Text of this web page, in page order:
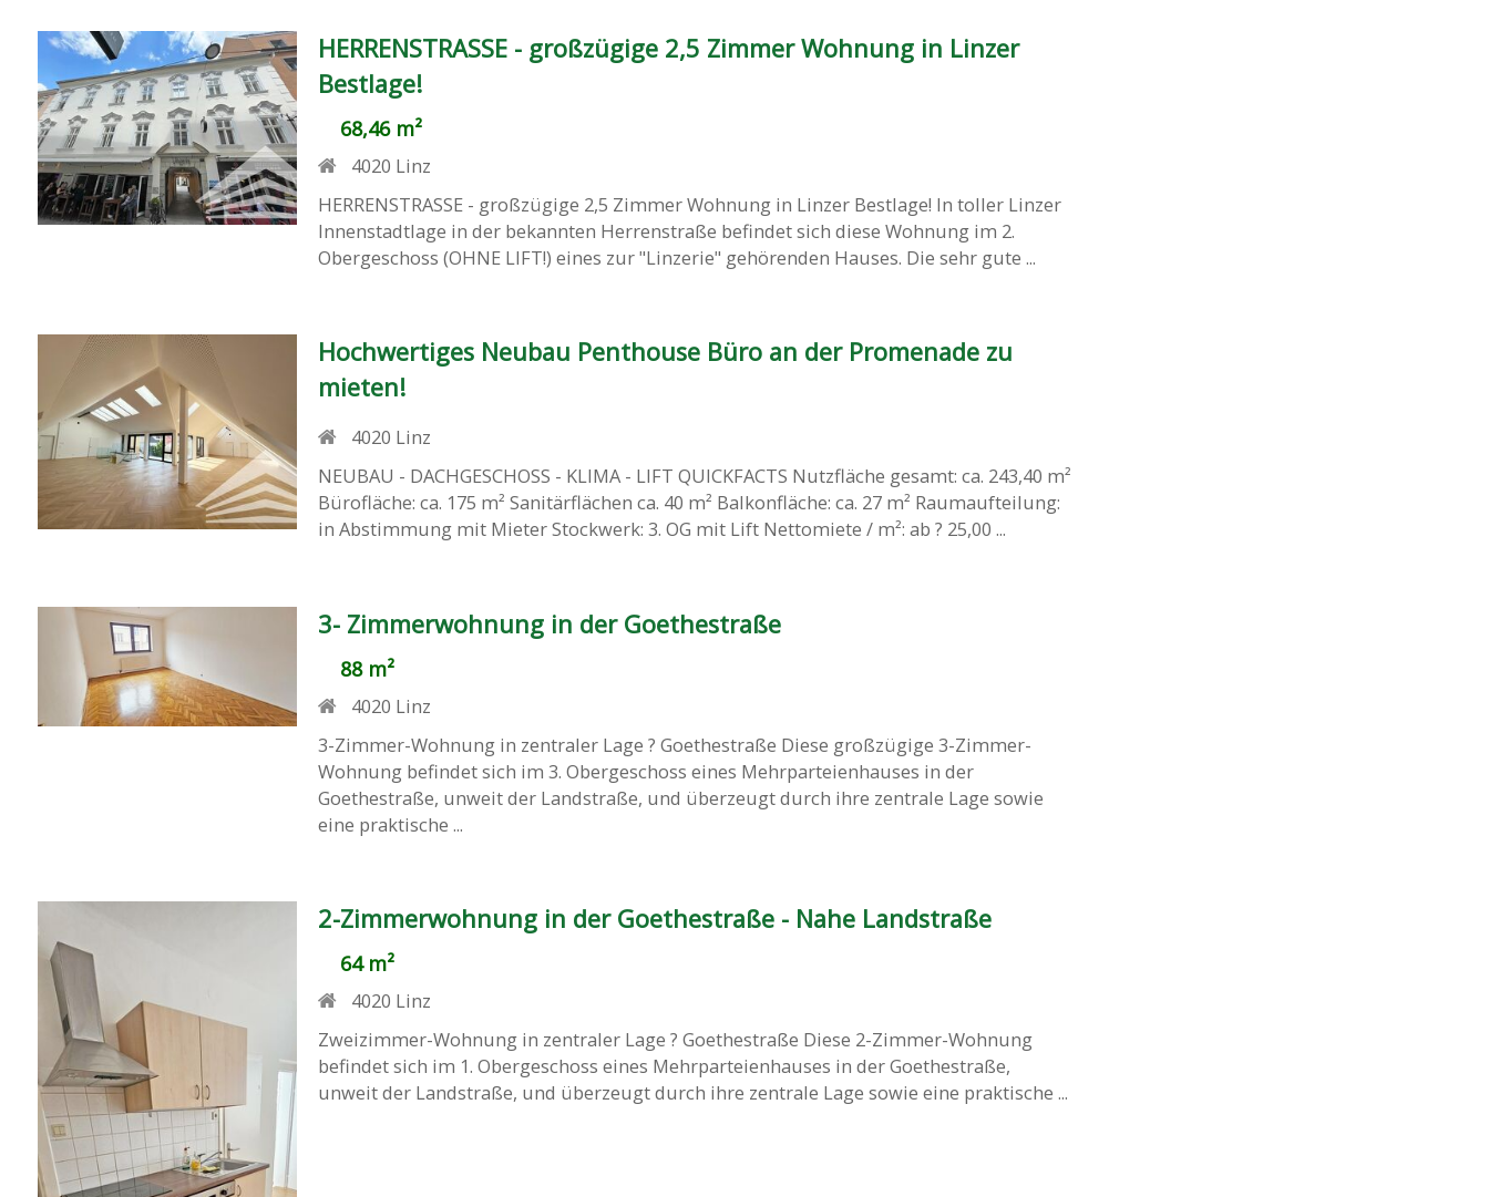
HERRENSTRASSE - großzügige 2,5 Zimmer Wohnung in Linzer
Bestlage!
68,46 m²
4020 Linz
HERRENSTRASSE - großzügige 2,5 Zimmer Wohnung in Linzer Bestlage! In toller Linzer
Innenstadtlage in der bekannten Herrenstraße befindet sich diese Wohnung im 2.
Obergeschoss (OHNE LIFT!) eines zur "Linzerie" gehörenden Hauses. Die sehr gute ...
Hochwertiges Neubau Penthouse Büro an der Promenade zu
mieten!
4020 Linz
NEUBAU - DACHGESCHOSS - KLIMA - LIFT QUICKFACTS Nutzfläche gesamt: ca. 243,40 m²
Bürofläche: ca. 175 m² Sanitärflächen ca. 40 m² Balkonfläche: ca. 27 m² Raumaufteilung:
in Abstimmung mit Mieter Stockwerk: 3. OG mit Lift Nettomiete / m²: ab ? 25,00 ...
3- Zimmerwohnung in der Goethestraße
88 m²
4020 Linz
3-Zimmer-Wohnung in zentraler Lage ? Goethestraße Diese großzügige 3-Zimmer-
Wohnung befindet sich im 3. Obergeschoss eines Mehrparteienhauses in der
Goethestraße, unweit der Landstraße, und überzeugt durch ihre zentrale Lage sowie
eine praktische ...
2-Zimmerwohnung in der Goethestraße - Nahe Landstraße
64 m²
4020 Linz
Zweizimmer-Wohnung in zentraler Lage ? Goethestraße Diese 2-Zimmer-Wohnung
befindet sich im 1. Obergeschoss eines Mehrparteienhauses in der Goethestraße,
unweit der Landstraße, und überzeugt durch ihre zentrale Lage sowie eine praktische ...